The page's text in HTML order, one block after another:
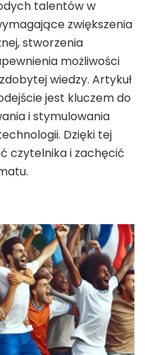
talentów w
zwiększenia
stworzenia
możliwości
wiedzy. Artykuł
jest kluczem do
i stymulowania
Dzięki tej
czytelnika i zachęcić